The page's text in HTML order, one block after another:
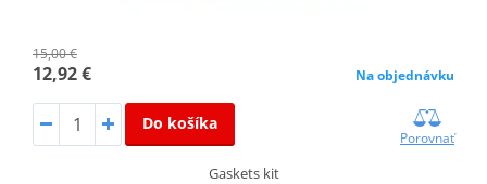
15,00 €
12,92 € Na objednávku
Do košíka
Porovnať
Gaskets kit